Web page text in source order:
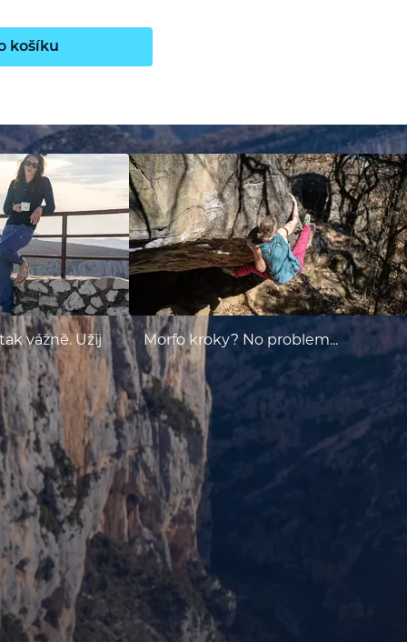
košíku
vážně. Užij
Morfo kroky? No problem...